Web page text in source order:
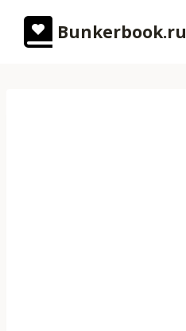
содержимому
Bunkerbook.ru